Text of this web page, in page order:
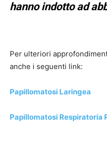
hanno indotto ad
Per ulteriori
anche i seguenti link:
Papillomatosi Laringea
Papillomatosi Respiratoria